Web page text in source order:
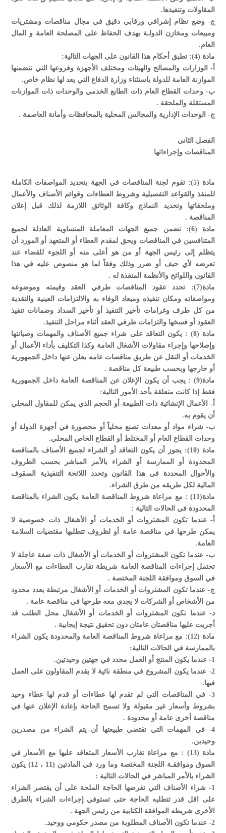
المقاولات وتنفيذها.
‌ج- وضع نظام إشرافي ورقابي دقيق في مجال مناقصات ومشتريات
ومبيعات ومخازن الدولـة بهدف الحفاظ على المصلحة العامة و المال
العام.
مادة (4): تطبق أحكام هذا القانون على الجهات التالية:
‌أ- الوزارات والمصالح والهيئات ومختلف الأجهزة وفروعها التي تتضمنها
الموازنة العامة للدولة باستثناء وزارة الدفاع التي يعد لها نظام خاص.
‌ب- وحدات القطاع العام ذات الطابع الخدمي والوحدات ذات الموازنات
المستقلة والملحقة .
‌ج- الوحدات الإدارية والمجالس المحلية بالمحافظات وأمانة العاصمة .
الفصل الثاني
المناقصات وإجراءاتها
مادة (5): تقوم لجنة المناقصات في الجهة بتحديد المواصفات الكاملة
للمنفذ والقواعد التفصيلية وشروط العطاءات وقوائم الأصناف والأعمال
وملحقاتها وتحديد النماذج وكافة الوثائق اللازمة لذلك قبل إعلان
المناقصة .
مادة (6): تضمن جميع الجهات المعاملة المتساوية العادلة لجميع
المتنافسين في المناقصات ويحق لمقدم العطاء أو المتعهد أو المورد أن
يتظلم إلى رئيس الجهة أو من هو أعلى منه أو اللجوء للقضاء عند
تعرضه لأي حيف أو ضرر وذلك وفقاً لما هو منصوص عليه في هذا
القانون واللوائح والأنظمة المنفذة له .
مادة(7): تحدد عقود المناقصات طرفي العقد وقيمته وموضوعه
ومواصفاته ومكان تنفيذه وميعاد الوفاء به والالتزامات العينية والنقدية
من كل طرف وغرامات تأخير التنفيذ أو تأخير السداد وضمانات تنفيذ
العقود أو فسخها والتزامات طرفي العقد أثناء مراحل التنفيذ.
مادة (8) : يكون التعاقد على شراء جميع الأصناف والمهمات وصيانتها
وإصلاحها وإجراء مقاولات الأشغال العامة وكذا التكليف بأداء الأعمال أو
الخدمات أو النقل عن طريق مناقصات عامه يعلن عنها داخل الجمهورية
أو خارجها وبحسب طبيعة كل مناقصة .
مادة(9) : يجب أن يكون الإعلان عن المناقصة العامة داخل الجمهورية
فقط إذا كانت متعلقة بأحد الأمور التالية:
‌أ- الأعمال الإنشائية ذات الطبيعة أو الحجم الذي يمكن للمقاول المحلي
أن يقوم به.
‌ب- شراء مواد أو معدات تصنع محلياً أو محصورة في أجهزة الدولة أو
وحدات القطاع العام أو المختلط أو القطاع الخاص المحلي.
مادة (10): يجوز أن يكون التعاقد أو الشراء لجميع الأصناف بالمناقصة
المحدودة أو الممارسة أو الشراء بالأمر المباشر بحسب الظروف
والأحوال المحددة في هذا القانون وتحدد اللائحة التنفيذية السقوف
المالية لكل طريقه من طرق الشراء.
مادة(11) : مع مراعاة شروط المناقصة العامة يكون الشراء بالمناقصة
المحدودة في الحالات التالية :
‌أ- عندما تكون المشتروات أو الخدمات أو الأشغال ذات خصوصية لا
يمكن طرحها في مناقصة عامة أو لظروف تتطلبها مقتضيات السلامة
العامة.
‌ب- عندما تكون المشتروات أو الخدمات أو الأشغال ذات صفة عاجلة لا
تحتمل إجراءات المناقصة العامة شريطة تقارب العطاءات مع الأسعار
في السوق وموافقة اللجنة المختصة .
‌ج- عندما تكون المشتروات أو الخدمات أو الأشغال مرتبطة بعدد محدود
من الأشخاص أو الشركات لا يجدي معه طرحها في مناقصة عامة .
‌د- عندما تكون المشتروات أو الخدمات أو الأشغال محل الطلب قد
أجريت عليها مناقصتان عامتان دون تحقيق نتيجة إيجابية .
مادة (12): مع مراعاة شروط المناقصة العامة والمحدودة يكون الشراء
بالممارسة في الحالات التالية:
1- عندما يكون المنتج أو العمل محدد في جهتين وحيدتين.
2- عندما يكون المشروع في منطقة نائية لا يقدم المقاولون على العمل
فيها.
3- في المناقصات التي لم تقدم لها عطاءات أو قدم لها عطاء وحيد
بشروط وأسعار غير مقبولة ولا تسمح الحاجة بإعادة الإعلان عنها في
مناقصة أخرى عامة أو محدودة .
4- في المهمات التي تقتضي طبيعتها أن يتم الشراء من مصدرين
وحيدين.
مادة (13) : مع مراعاة تقارب الأسعار المتعاقد عليها مع الأسعار في
السوق وموافقـة اللجنة المختصة وما ورد في المادتين (11 ، 12) يكون
الشراء بالأمر المباشر في الحالات التالية :
1- شراء الأصناف التي تفرضها الحاجة الملحة على أن يقتصر الشراء
على اقل قدر تتطلبه الحاجة حتى تستوفي إجراءات الشراء بالطرق
الأخرى شريطه الموافقة الكتابية من رئيس الجهة .
2- عندما تكون الأصناف المطلوبة من مصدر حكومي ووحيد.